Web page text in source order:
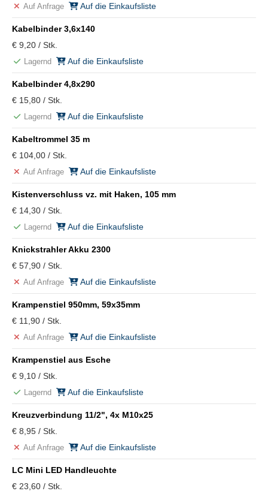
Auf Anfrage Auf die Einkaufsliste
Kabelbinder 3,6x140
€ 9,20 / Stk.
Lagernd Auf die Einkaufsliste
Kabelbinder 4,8x290
€ 15,80 / Stk.
Lagernd Auf die Einkaufsliste
Kabeltrommel 35 m
€ 104,00 / Stk.
Auf Anfrage Auf die Einkaufsliste
Kistenverschluss vz. mit Haken, 105 mm
€ 14,30 / Stk.
Lagernd Auf die Einkaufsliste
Knickstrahler Akku 2300
€ 57,90 / Stk.
Auf Anfrage Auf die Einkaufsliste
Krampenstiel 950mm, 59x35mm
€ 11,90 / Stk.
Auf Anfrage Auf die Einkaufsliste
Krampenstiel aus Esche
€ 9,10 / Stk.
Lagernd Auf die Einkaufsliste
Kreuzverbindung 11/2", 4x M10x25
€ 8,95 / Stk.
Auf Anfrage Auf die Einkaufsliste
LC Mini LED Handleuchte
€ 23,60 / Stk.